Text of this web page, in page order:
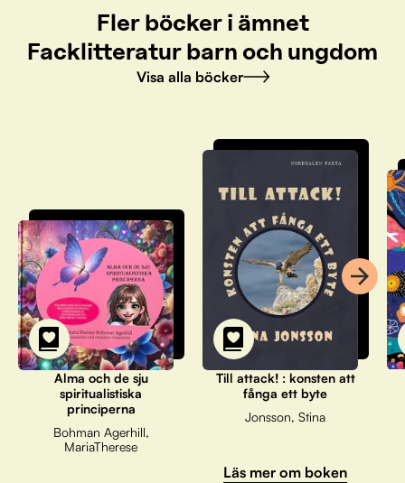
Fler böcker i ämnet
Facklitteratur barn och ungdom
Visa alla böcker
Alma och de sju
spiritualistiska
principerna
Bohman Agerhill,
MariaTherese
Till attack! : konsten att
fånga ett byte
Jonsson, Stina
Läs mer om boken